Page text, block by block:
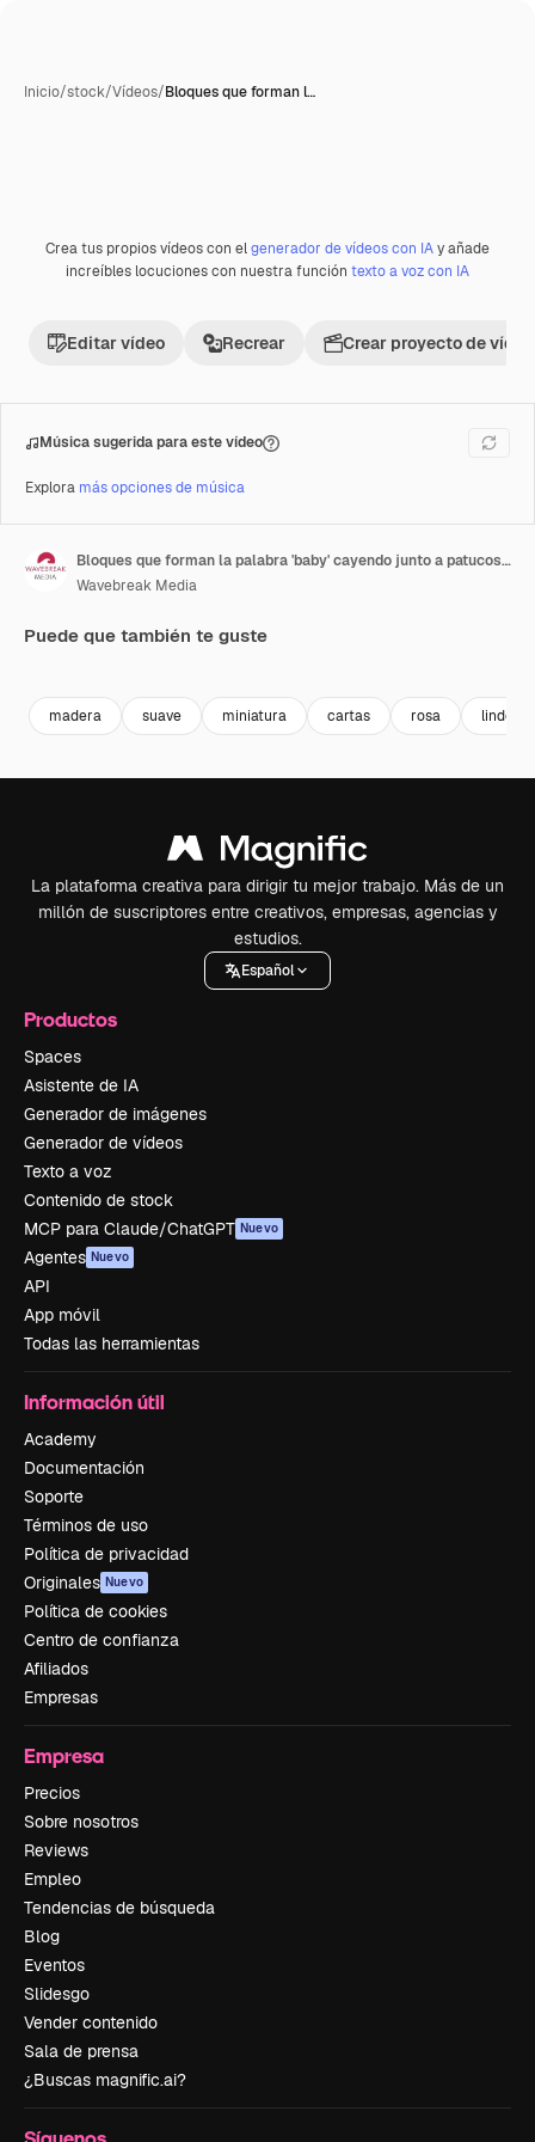
Inicio/stock/Vídeos/Bloques que forman l…
Premium
Crea tus propios vídeos con elgenerador de vídeos con IAy añade
increíbles locuciones con nuestra función texto a voz con IA
Editar vídeo Recrear Crear proyecto de vídeo
Música sugerida para este vídeo
Explora más opciones de música
Bloques que forman la palabra 'baby' cayendo junto a patucos y una caja de regalo
Wavebreak Media
Puede que también te guste
madera suave miniatura cartas rosa lindo
La plataforma creativa para dirigir tu mejor trabajo. Más de un
millón de suscriptores entre creativos, empresas, agencias y
estudios.
Español
Productos
Spaces
Asistente de IA
Generador de imágenes
Generador de vídeos
Texto a voz
Contenido de stock
MCP para Claude/ChatGPT Nuevo
Agentes Nuevo
API
App móvil
Todas las herramientas
Información útil
Academy
Documentación
Soporte
Términos de uso
Política de privacidad
Originales Nuevo
Política de cookies
Centro de confianza
Afiliados
Empresas
Empresa
Precios
Sobre nosotros
Reviews
Empleo
Tendencias de búsqueda
Blog
Eventos
Slidesgo
Vender contenido
Sala de prensa
¿Buscas magnific.ai?